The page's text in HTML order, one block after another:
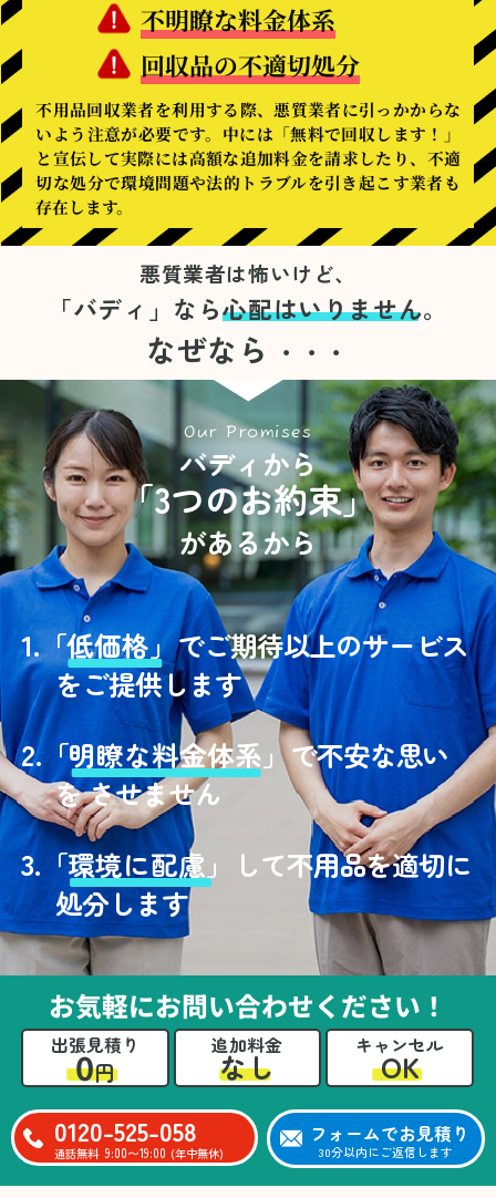
不明瞭な料金体系
回収品の不適切処分
不用品回収業者を利用する際、悪質業者に引っかからな
いよう注意が必要です。中には「無料で回収します！」
と宣伝して実際には高額な追加料金を請求したり、不適
切な処分で環境問題や法的トラブルを引き起こす業者も
存在します。
悪質業者は怖いけど、
「バディ」なら心配はいりません。
なぜなら ・・・
Our Promises
バディから
「3つのお約束」
があるから
1.「低価格」でご期待以上のサービス
をご提供します
2.「明瞭な料金体系」で不安な思い
を させません
3. 「環境に配慮」
して不用品を適切に
処分します
お気軽にお問い合わせください！
出張見積り
0円
追加料金
なし
キャンセル
OK
0120-525-058
通話無料 9:00〜19:00 (年中無休)
フォームでお見積り
30分以内にご返信します